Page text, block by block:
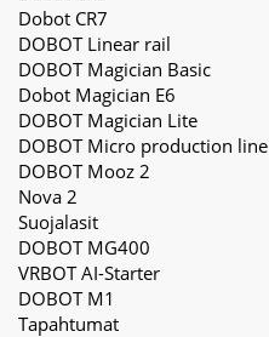
Dobot CR7
DOBOT Linear rail
DOBOT Magician Basic
Dobot Magician E6
DOBOT Magician Lite
DOBOT Micro production line
DOBOT Mooz 2
Nova 2
Suojalasit
DOBOT MG400
VRBOT AI-Starter
DOBOT M1
Tapahtumat